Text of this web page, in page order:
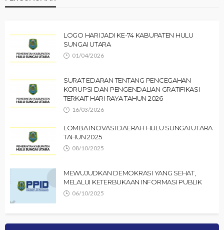
LOGO HARI JADI KE-74 KABUPATEN HULU
SUNGAI UTARA
01/04/2026
SURAT EDARAN TENTANG PENCEGAHAN
KORUPSI DAN PENGENDALIAN GRATIFIKASI
TERKAIT HARI RAYA TAHUN 2026
16/03/2026
LOMBA INOVASI DAERAH HULU SUNGAI UTARA
TAHUN 2025
08/10/2025
MEWUJUDKAN DEMOKRASI YANG SEHAT,
MELALUI KETERBUKAAN INFORMASI PUBLIK
06/10/2025